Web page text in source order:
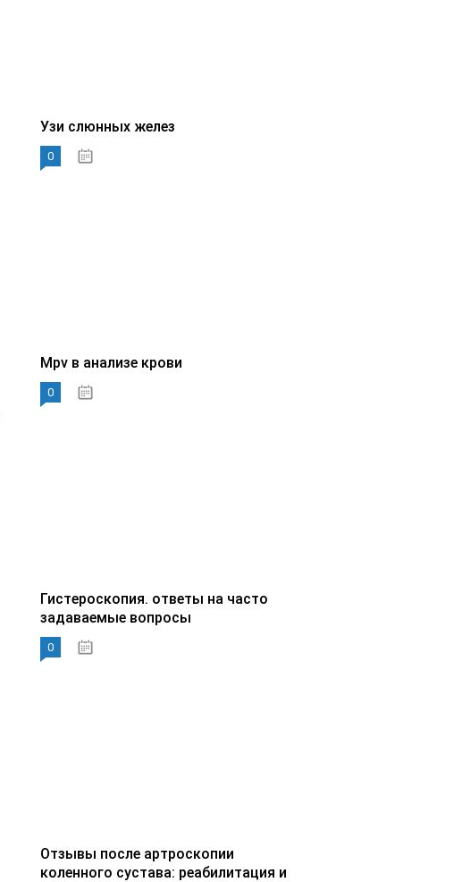
Узи слюнных желез
0
Mpv в анализе крови
0
Гистероскопия. ответы на часто
задаваемые вопросы
0
Отзывы после артроскопии
коленного сустава: реабилитация и